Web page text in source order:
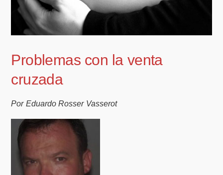
Problemas con la venta
cruzada
Por Eduardo Rosser Vasserot